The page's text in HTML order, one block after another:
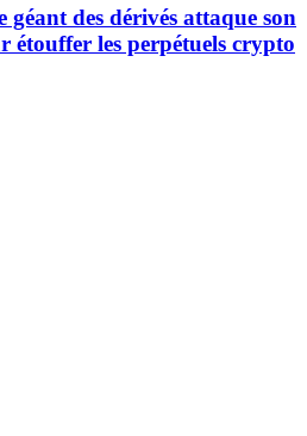
des dérivés attaque son
les perpétuels crypto